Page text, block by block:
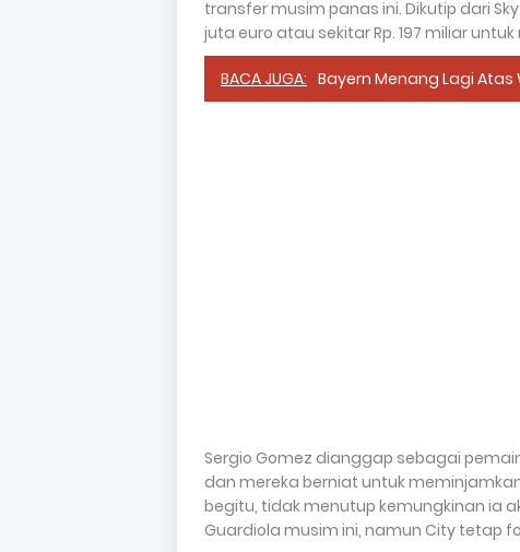
transfer musim panas ini. Dikutip dari
juta euro atau sekitar Rp. 197 miliar
BACA JUGA: Bayern Menang Lagi Atas
Sergio Gomez dianggap sebagai
dan mereka berniat untuk
begitu, tidak menutup kemungkinan ia
Guardiola musim ini, namun City tetap